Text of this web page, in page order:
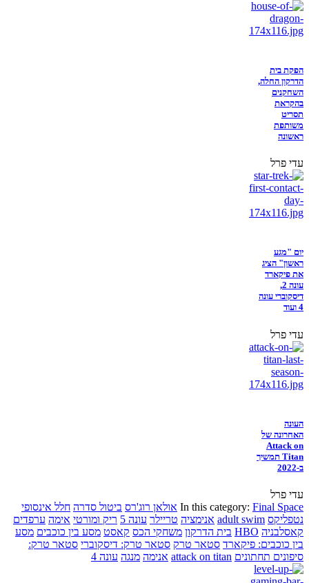
הפקת בית
הדרקון החלה,
השחקנים
בהקראת
תסריט
משותפת
ראשונה
עדי פרל
יום "מגע
ראשון" הציג
את פיקארד
עונה 2,
דיסקוברי עונה
4 ועוד
עדי פרל
העונה
האחרונה של
Attack on
Titan תמשיך
ב-2022
עדי פרל
In this category: Final Space אולאן רוג'רס ביטול סדרה חלל אינסופי
נטפליקס adult swim אנימציה טריילר עונה 5 ריק ומורטי אימה ערפדים
קאסלבניה HBO בית הדרקון משחקי הכס קאסט מסע בין כוכבים מסע
בין כוכבים: פיקארד סטאר טרק סטאר טרק: דיסקוברי סטאר טרק:
סיפונים תחתונים attack on titan אנימה מנגה עונה 4